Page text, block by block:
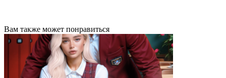
Вам также может понравиться